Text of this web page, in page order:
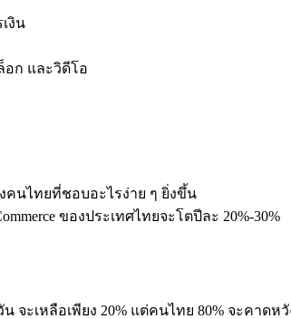
งิน
อก และวิดีโอ
คนไทยที่ชอบอะไรง่าย ๆ ยิ่งขึ้น
ของประเทศไทยจะโตปีละ 20%-30%
ะเหลือเพียง 20% แต่คนไทย 80% จะคาดหวั